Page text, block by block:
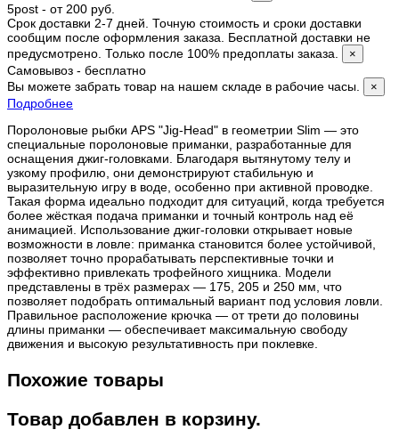
5post - от 200 руб.
Срок доставки 2-7 дней. Точную стоимость и сроки доставки
сообщим после оформления заказа. Бесплатной доставки не
предусмотрено. Только после 100% предоплаты заказа.
×
Самовывоз - бесплатно
Вы можете забрать товар на нашем складе в рабочие часы.
×
Подробнее
Поролоновые рыбки APS "Jig-Head" в геометрии Slim — это
специальные поролоновые приманки, разработанные для
оснащения джиг-головками. Благодаря вытянутому телу и
узкому профилю, они демонстрируют стабильную и
выразительную игру в воде, особенно при активной проводке.
Такая форма идеально подходит для ситуаций, когда требуется
более жёсткая подача приманки и точный контроль над её
анимацией. Использование джиг-головки открывает новые
возможности в ловле: приманка становится более устойчивой,
позволяет точно прорабатывать перспективные точки и
эффективно привлекать трофейного хищника. Модели
представлены в трёх размерах — 175, 205 и 250 мм, что
позволяет подобрать оптимальный вариант под условия ловли.
Правильное расположение крючка — от трети до половины
длины приманки — обеспечивает максимальную свободу
движения и высокую результативность при поклевке.
Похожие товары
Товар добавлен в корзину.